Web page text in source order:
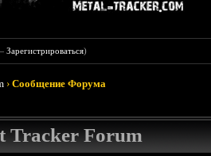
Зарегистрироваться)
›Сообщение Форума
Tracker Forum